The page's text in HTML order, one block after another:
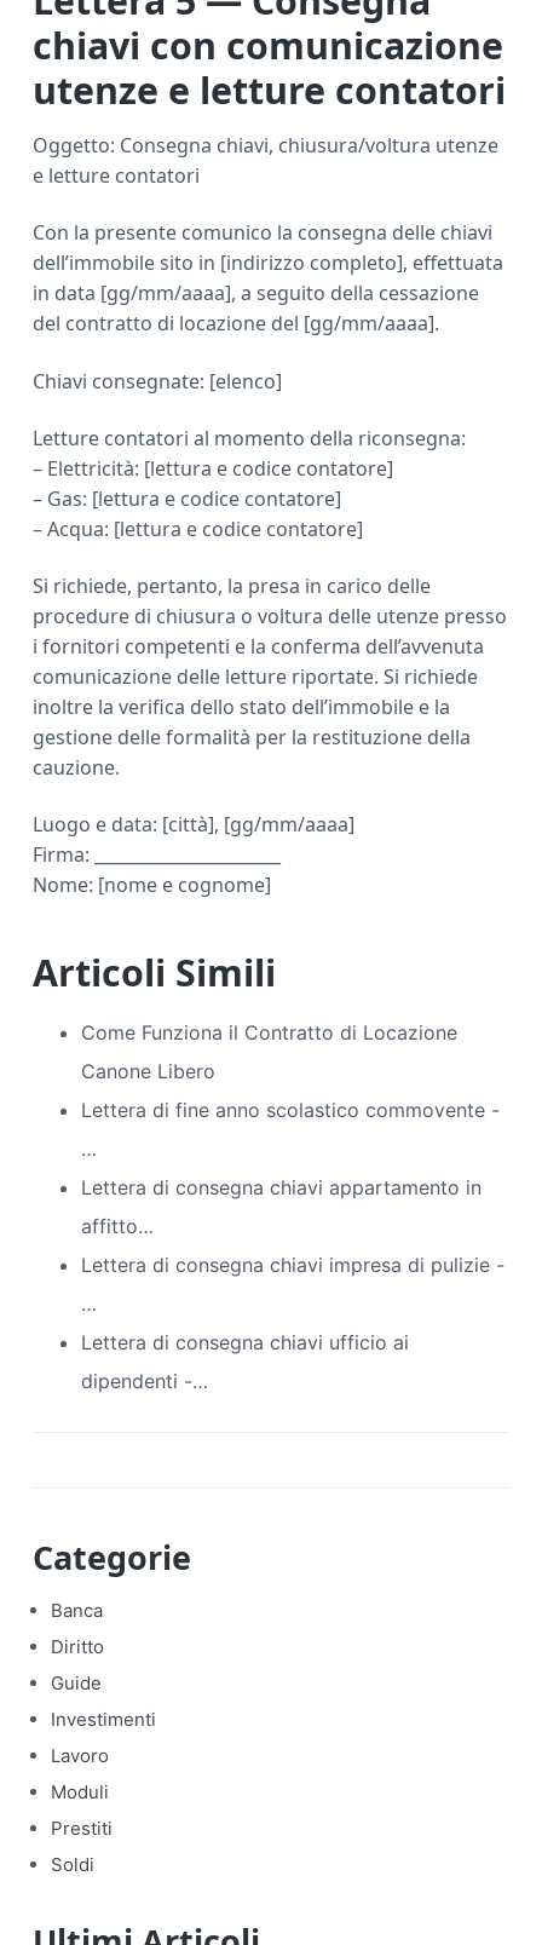
chiavi con comunicazione
utenze e letture contatori
Oggetto: Consegna chiavi, chiusura/voltura utenze
e letture contatori
Con la presente comunico la consegna delle chiavi
dell’immobile sito in [indirizzo completo], effettuata
in data [gg/mm/aaaa], a seguito della cessazione
del contratto di locazione del [gg/mm/aaaa].
Chiavi consegnate: [elenco]
Letture contatori al momento della riconsegna:
– Elettricità: [lettura e codice contatore]
– Gas: [lettura e codice contatore]
– Acqua: [lettura e codice contatore]
Si richiede, pertanto, la presa in carico delle
procedure di chiusura o voltura delle utenze presso
i fornitori competenti e la conferma dell’avvenuta
comunicazione delle letture riportate. Si richiede
inoltre la verifica dello stato dell’immobile e la
gestione delle formalità per la restituzione della
cauzione.
Luogo e data: [città], [gg/mm/aaaa]
Firma: ______________________
Nome: [nome e cognome]
Articoli Simili
Come Funziona il Contratto di Locazione
Canone Libero
Lettera di fine anno scolastico commovente​ -
…
Lettera di consegna chiavi appartamento in
affitto​…
Lettera di consegna chiavi impresa di pulizie​ -
…
Lettera di consegna chiavi ufficio ai
dipendenti​ -…
Categorie
Banca
Diritto
Guide
Investimenti
Lavoro
Moduli
Prestiti
Soldi